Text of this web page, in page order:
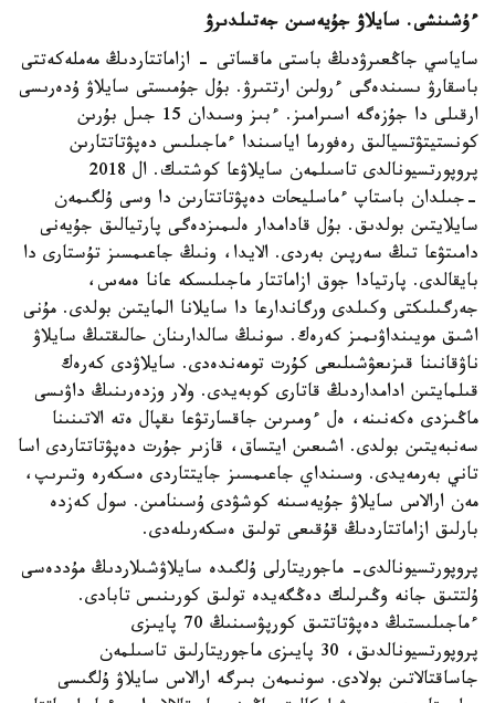
ءۇشىنشى. سايلاۋ جۇيەسىن جەتىلدىرۋ
ساياسي جاڭعىرۋدىڭ باستى ماقساتى - ازاماتتاردىڭ مەملەكەتتى
باسقارۋ ىسىندەگى ءرولىن ارتتىرۋ. بۇل جۇمىستى سايلاۋ ۇدەرىسى
ارقىلى دا جۇزەگە اسىرامىز. ءبىز وسىدان 15 جىل بۇرىن
كونستيتۋتسيالىق رەفورما اياسىندا ءماجىلىس دەپۋتاتتارىن
پروپورتسيونالدى تاسىلمەن سايلاۋعا كوشتىك. ال 2018
-جىلدان باستاپ ءماسليحات دەپۋتاتتارىن دا وسى ۇلگىمەن
سايلايتىن بولدىق. بۇل قادامدار ەلىمىزدەگى پارتيالىق جۇيەنى
دامىتۋعا تىڭ سەرپىن بەردى. الايدا، ونىڭ جاعىمسىز تۇستارى دا
بايقالدى. پارتيادا جوق ازاماتتار ماجىلىسكە عانا ەمەس،
جەرگىلىكتى وكىلدى ورگاندارعا دا سايلانا المايتىن بولدى. مۇنى
اشىق مويىنداۋىمىز كەرەك. سونىڭ سالدارىنان حالىقتىڭ سايلاۋ
ناۋقانىنا قىزىعۋشىلىعى كۇرت تومەندەدى. سايلاۋدى كەرەك
قىلمايتىن ادامداردىڭ قاتارى كوبەيدى. ولار وزدەرىنىڭ داۋىسى
ماڭىزدى ەكەنىنە، ەل ءومىرىن جاقسارتۋعا ىقپال ەتە الاتىنىنا
سەنبەيتىن بولدى. اشىعىن ايتساق، قازىر جۇرت دەپۋتاتتاردى اسا
تاني بەرمەيدى. وسىنداي جاعىمسىز جايتتاردى ەسكەرە وتىرىپ،
مەن ارالاس سايلاۋ جۇيەسىنە كوشۋدى ۇسىنامىن. سول كەزدە
بارلىق ازاماتتاردىڭ قۇقىعى تولىق ەسكەرىلەدى.
پروپورتسيونالدى- ماجوريتارلى ۇلگىدە سايلاۋشىلاردىڭ مۇددەسى
ۇلتتىق جانە وڭىرلىك دەڭگەيدە تولىق كورىنىس تابادى.
ءماجىلىستىڭ دەپۋتاتتىق كورپۋسىنىڭ 70 پايىزى
پروپورتسيونالدىق، 30 پايىزى ماجوريتارلىق تاسىلمەن
جاساقتالاتىن بولادى. سونىمەن بىرگە ارالاس سايلاۋ ۇلگىسى